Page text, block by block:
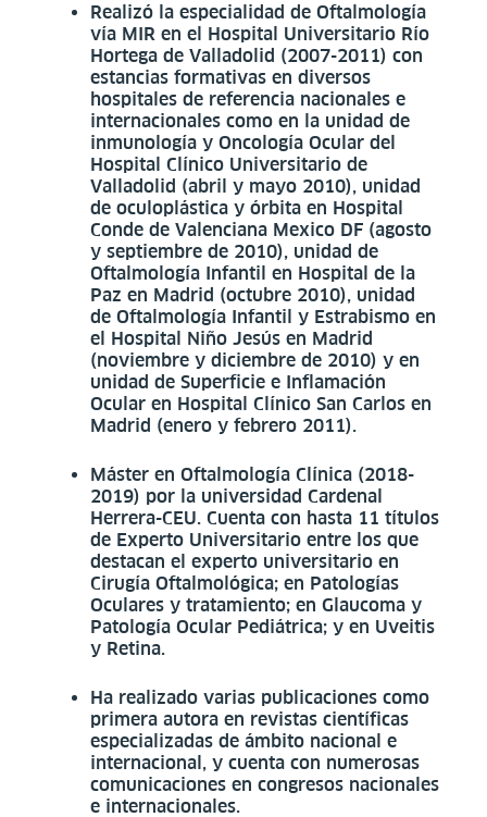
Realizó la especialidad de Oftalmología
vía MIR en el Hospital Universitario Río
Hortega de Valladolid (2007-2011) con
estancias formativas en diversos
hospitales de referencia nacionales e
internacionales como en la unidad de
inmunología y Oncología Ocular del
Hospital Clínico Universitario de
Valladolid (abril y mayo 2010), unidad
de oculoplástica y órbita en Hospital
Conde de Valenciana Mexico DF (agosto
y septiembre de 2010), unidad de
Oftalmología Infantil en Hospital de la
Paz en Madrid (octubre 2010), unidad
de Oftalmología Infantil y Estrabismo en
el Hospital Niño Jesús en Madrid
(noviembre y diciembre de 2010) y en
unidad de Superficie e Inflamación
Ocular en Hospital Clínico San Carlos en
Madrid (enero y febrero 2011).
Máster en Oftalmología Clínica (2018-
2019) por la universidad Cardenal
Herrera-CEU. Cuenta con hasta 11 títulos
de Experto Universitario entre los que
destacan el experto universitario en
Cirugía Oftalmológica; en Patologías
Oculares y tratamiento; en Glaucoma y
Patología Ocular Pediátrica; y en Uveitis
y Retina.
Ha realizado varias publicaciones como
primera autora en revistas científicas
especializadas de ámbito nacional e
internacional, y cuenta con numerosas
comunicaciones en congresos nacionales
e internacionales.